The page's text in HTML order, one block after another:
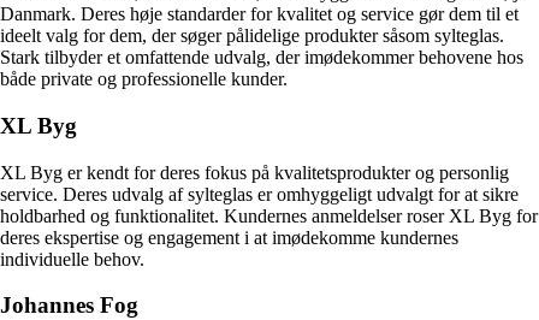
Danmark. Deres høje standarder for kvalitet og service gør dem til et
ideelt valg for dem, der søger pålidelige produkter såsom sylteglas.
Stark tilbyder et omfattende udvalg, der imødekommer behovene hos
både private og professionelle kunder.
XL Byg
XL Byg er kendt for deres fokus på kvalitetsprodukter og personlig
service. Deres udvalg af sylteglas er omhyggeligt udvalgt for at sikre
holdbarhed og funktionalitet. Kundernes anmeldelser roser XL Byg for
deres ekspertise og engagement i at imødekomme kundernes
individuelle behov.
Johannes Fog